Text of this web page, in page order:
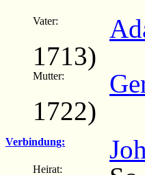
Vater:
1713)
Mutter:
1722)
Verbindung:
Heirat: